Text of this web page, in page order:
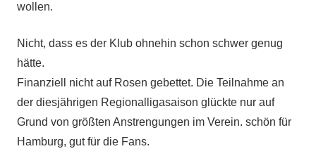
wollen.
Nicht, dass es der Klub ohnehin schon schwer genug
hätte.
Finanziell nicht auf Rosen gebettet. Die Teilnahme an
der diesjährigen Regionalligasaison glückte nur auf
Grund von größten Anstrengungen im Verein. schön für
Hamburg, gut für die Fans.